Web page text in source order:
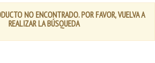
NO ENCONTRADO. POR FAVOR, VUELVA A
REALIZAR LA BÚSQUEDA